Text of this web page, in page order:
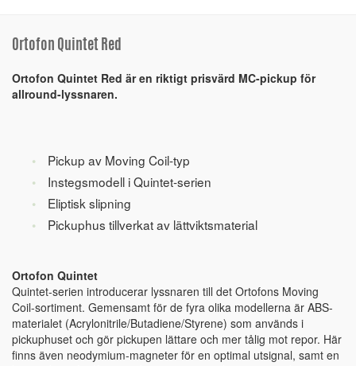
Ortofon Quintet Red
Ortofon Quintet Red är en riktigt prisvärd MC-pickup för
allround-lyssnaren.
Pickup av Moving Coil-typ
Instegsmodell i Quintet-serien
Eliptisk slipning
Pickuphus tillverkat av lättviktsmaterial
Ortofon Quintet
Quintet-serien introducerar lyssnaren till det Ortofons Moving
Coil-sortiment. Gemensamt för de fyra olika modellerna är ABS-
materialet (Acrylonitrile/Butadiene/Styrene) som används i
pickuphuset och gör pickupen lättare och mer tålig mot repor. Här
finns även neodymium-magneter för en optimal utsignal, samt en